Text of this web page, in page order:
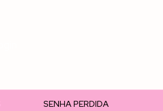
SENHA PERDIDA